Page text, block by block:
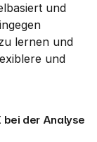
und
lernen und
und
bei der Analyse